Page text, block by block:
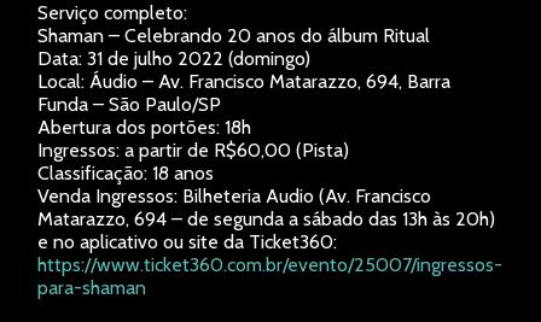
Serviço completo:
Shaman – Celebrando 20 anos do álbum Ritual
Data: 31 de julho 2022 (domingo)
Local: Áudio – Av. Francisco Matarazzo, 694, Barra
Funda – São Paulo/SP
Abertura dos portões: 18h
Ingressos: a partir de R$60,00 (Pista)
Classificação: 18 anos
Venda Ingressos: Bilheteria Audio (Av. Francisco
Matarazzo, 694 – de segunda a sábado das 13h às 20h)
e no aplicativo ou site da Ticket360:
https://www.ticket360.com.br/evento/25007/ingressos-
para-shaman